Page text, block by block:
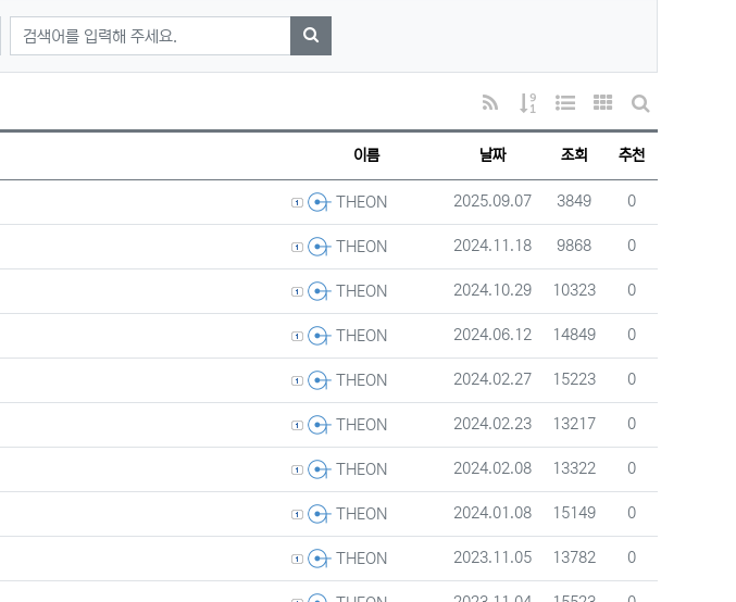
검색어
검색하기
RSS
게시물 정렬
웹진 스타일갤러리 스타일
게시판 검색
이름 날짜 조회 추천
등록자THEON 등록일
2025.09.07 조회
3849 추천
0
등록자THEON 등록일
2024.11.18 조회
9868 추천
0
등록자THEON 등록일
2024.10.29 조회
10323 추천
0
등록자THEON 등록일
2024.06.12 조회
14849 추천
0
등록자THEON 등록일
2024.02.27 조회
15223 추천
0
등록자THEON 등록일
2024.02.23 조회
13217 추천
0
등록자THEON 등록일
2024.02.08 조회
13322 추천
0
등록자THEON 등록일
2024.01.08 조회
15149 추천
0
등록자THEON 등록일
2023.11.05 조회
13782 추천
0